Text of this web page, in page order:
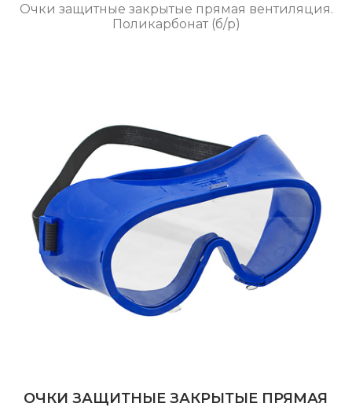
Очки защитные закрытые прямая вентиляция.
Поликарбонат (б/р)
ОЧКИ ЗАЩИТНЫЕ ЗАКРЫТЫЕ ПРЯМАЯ